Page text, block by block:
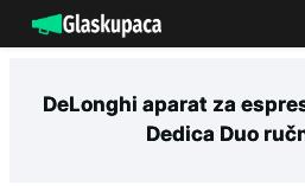
na
DeLonghi aparat za
Dedica Duo